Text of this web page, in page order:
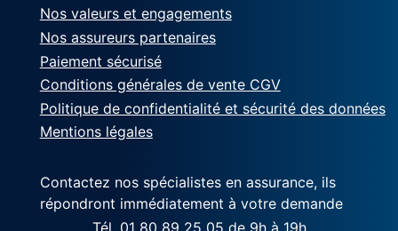
Nos valeurs et engagements
Nos assureurs partenaires
Paiement sécurisé
Conditions générales de vente CGV
Politique de confidentialité et sécurité des données
Mentions légales
Contactez nos spécialistes en assurance, ils
répondront immédiatement à votre demande